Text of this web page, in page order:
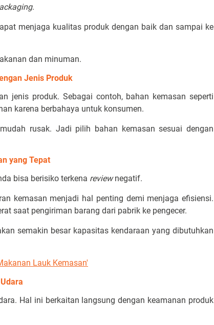
.
menjaga kualitas produk dengan baik dan sampai ke
dan minuman.
Jenis Produk
jenis produk. Sebagai contoh, bahan kemasan seperti
karena berbahaya untuk konsumen.
rusak. Jadi pilih bahan kemasan sesuai dengan
yang Tepat
bisa berisiko terkena reviewnegatif.
kemasan menjadi hal penting demi menjaga efisiensi.
saat pengiriman barang dari pabrik ke pengecer.
semakin besar kapasitas kendaraan yang dibutuhkan
Lauk Kemasan'
Hal ini berkaitan langsung dengan keamanan produk